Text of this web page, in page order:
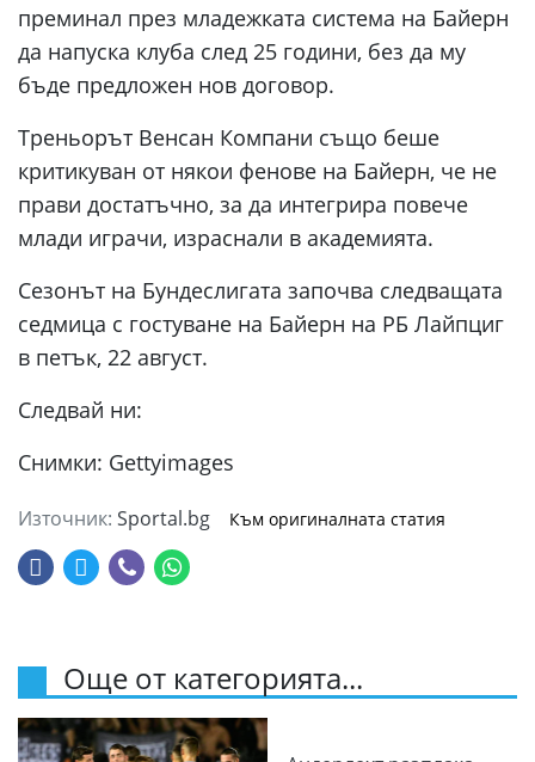
преминал през младежката система на Байерн
да напуска клуба след 25 години, без да му
бъде предложен нов договор.
Треньорът Венсан Компани също беше
критикуван от някои фенове на Байерн, че не
прави достатъчно, за да интегрира повече
млади играчи, израснали в академията.
Сезонът на Бундеслигата започва следващата
седмица с гостуване на Байерн на РБ Лайпциг
в петък, 22 август.
Следвай ни:
Снимки: Gettyimages
Източник: Sportal.bg Към оригиналната статия
Още от категорията...